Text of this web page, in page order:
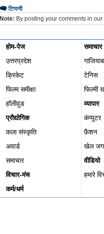
टिप्पणी
Note: By posting your comments in
होम-पेज समाचार
उत्तरप्रदेश
क्रिकेट
टेनिस
फिल्म समीक्षा
फिल्‍मी
हॉलीवुड
व्यापार
प्रौद्योगिक
कंप्यूटर
कला संस्कृति
फ़ैशन
अवार्ड
खेल
समाचार
वीडियो
विचार-मंच
हमारे
कर्म/धर्म